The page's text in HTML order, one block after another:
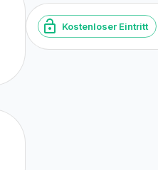
Kostenloser Eintritt